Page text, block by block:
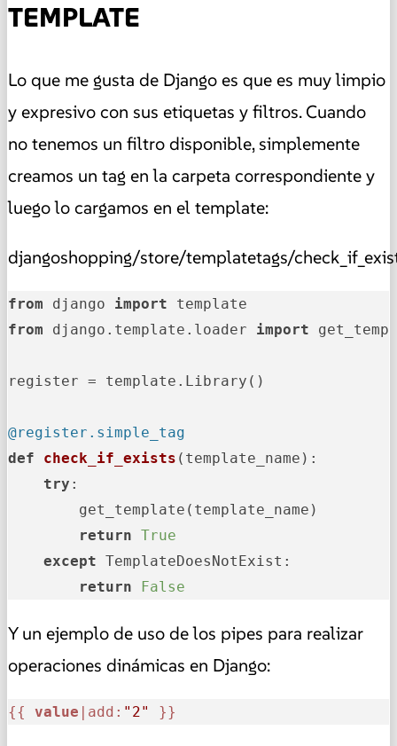
TEMPLATE
Lo que me gusta de Django es que es muy limpio
y expresivo con sus etiquetas y filtros. Cuando
no tenemos un filtro disponible, simplemente
creamos un tag en la carpeta correspondiente y
luego lo cargamos en el template:
djangoshopping/store/templatetags/
from django import
from django.template.loader import
register = template.Library()
@register.simple_tag
def
check_if_exists ( template_name ):
try :
        get_template(template_name)
return True
except TemplateDoesNotExist:
return
False
Y un ejemplo de uso de los pipes para realizar
operaciones dinámicas en Django:
{{ value |add: "2" }}